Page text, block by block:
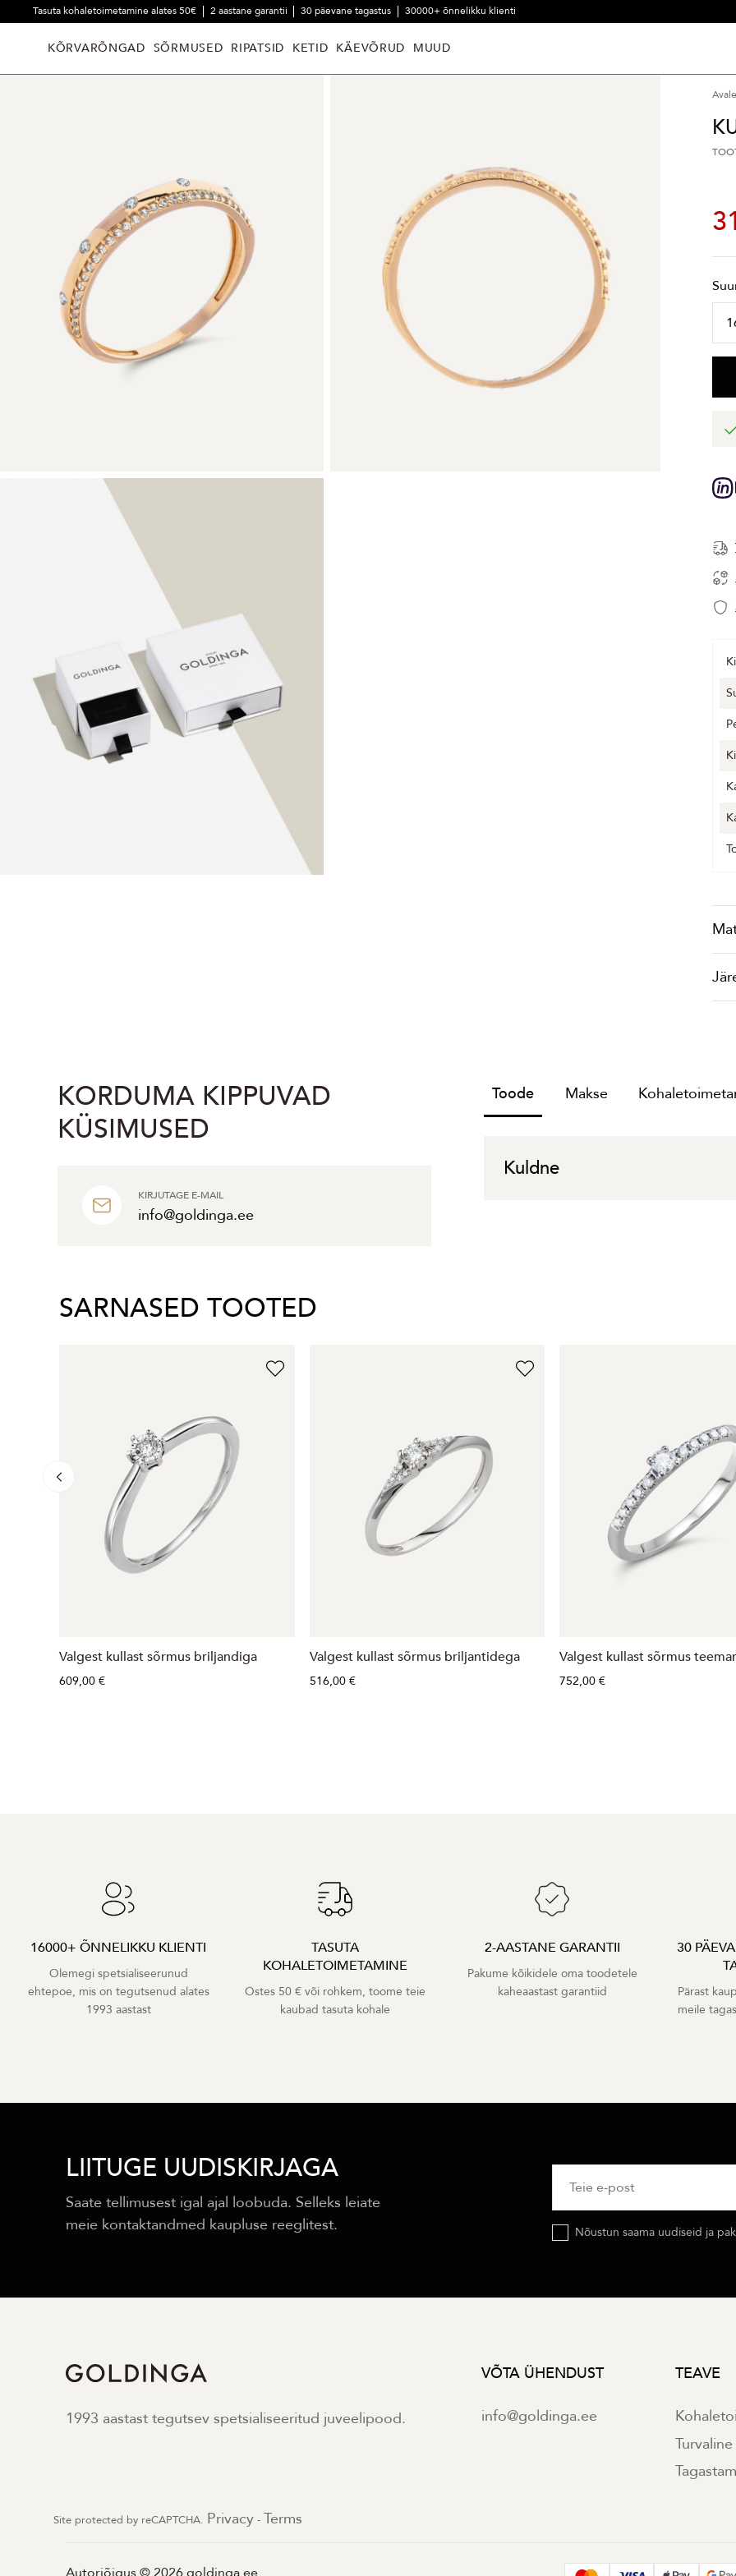
Tasuta kohaletoimetamine alates 50€ 2 aastane garantii 30 päevane tagastus 30000+ õnnelikku klienti
KÕRVARÕNGAD SÕRMUSED RIPATSID KETID KÄEVÕRUD MUUD
KORDUMA KIPPUVAD
KÜSIMUSED
KIRJUTAGE E-MAIL
info@goldinga.ee
Toode Makse
Kuldne
SARNASED TOOTED
Valgest kullast sõrmus briljandiga
609,00 €
Valgest kullast sõrmus briljantidega
516,00 €
Valgest kullast sõrmus
752,00 €
16000+ ÕNNELIKKU KLIENTI
Olemegi spetsialiseerunud
ehtepoe, mis on tegutsenud alates
1993 aastast
TASUTA
KOHALETOIMETAMINE
Ostes 50 € või rohkem, toome teie
kaubad tasuta kohale
2-AASTANE GARANTII
Pakume kõikidele oma toodetele
kaheaastast garantiid
30
Pärast
meile
LIITUGE UUDISKIRJAGA
Saate tellimusest igal ajal loobuda. Selleks leiate
meie kontaktandmed kaupluse reeglitest.
Nõustun saama uudiseid ja
1993 aastast tegutsev spetsialiseeritud juveelipood.
VÕTA ÜHENDUST
info@goldinga.ee
TEAVE
Site protected by reCAPTCHA. Privacy - Terms